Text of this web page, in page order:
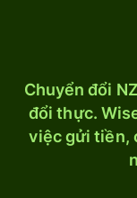
Chuyển đổi
đổi thực.
việc gửi tiền,